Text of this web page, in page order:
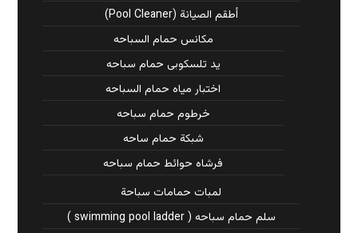
أطقم الصيانة (Pool Cleaner)
مكانس حمام السباحه
يد تلسكوبى حمام سباحه
اختبار مياه حمام السباحه
خرطوم حمام سباحه
شبكة حمام ساحه
فرشاه حوائط حمام سباحه
لمبات حمامات سباحة
سلم حمام سباحه ( swimming pool ladder )